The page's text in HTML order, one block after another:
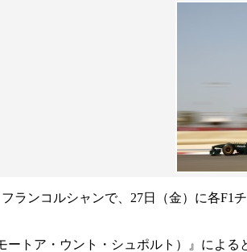
ランコルシャンで、27日（金）に各
モートア・ウント・シュポルト）』に